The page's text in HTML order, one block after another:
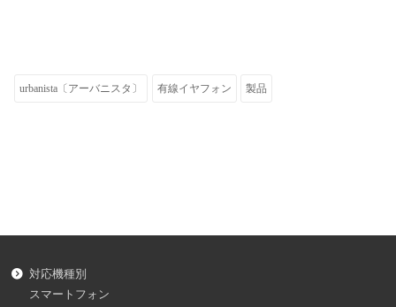
urbanista〔アーバニスタ〕 有線イヤフォン 製品
対応機種別
スマートフォン